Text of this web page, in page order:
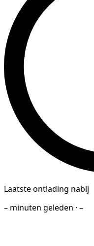
Laatste ontlading nabij
– minuten geleden · –